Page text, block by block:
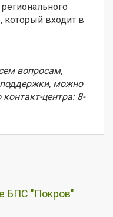
который входит в
вопросам,
можно
центра: 8-
БПС "Покров"